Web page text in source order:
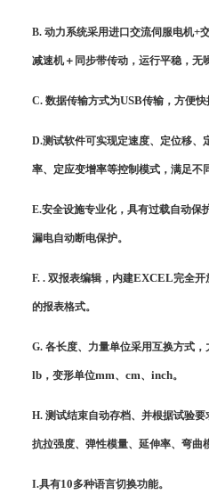
B.动力系统采用进口交流伺服电机+
减速机＋同步带传动，运行平稳，无
C.数据传输方式为USB传输，方便快
D.测试软件可实现定速度、定位移、
率、定应变增率等控制模式，满足不
E.安全设施专业化，具有过载自动保
漏电自动断电保护。
F. .双报表编辑，内建EXCEL完全开
的报表格式。
G.各长度、力量单位采用互换方式，
lb ，变形单位mm、cm、inch。
H.测试结束自动存档、并根据试验要
抗拉强度、弹性模量、延伸率、弯曲
I.具有10多种语言切换功能。